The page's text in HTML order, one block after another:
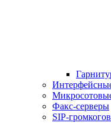
Факс-серверы
SIP-